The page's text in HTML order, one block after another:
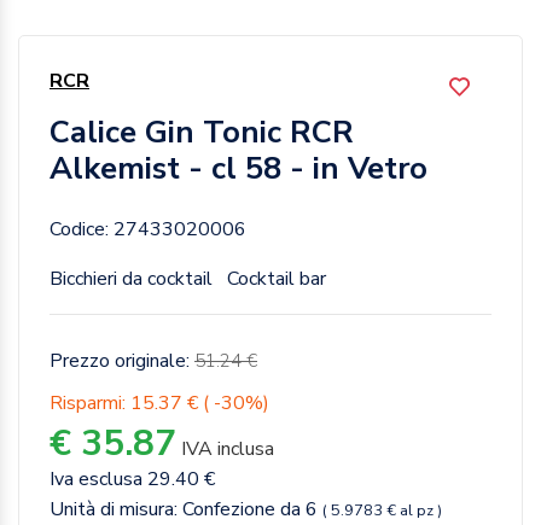
RCR
Calice Gin Tonic RCR
Alkemist - cl 58 - in Vetro
Codice: 27433020006
Bicchieri da cocktail Cocktail bar
Prezzo originale: 51.24 €
Risparmi: 15.37 € ( -30%)
€ 35.87 IVA inclusa
Iva esclusa 29.40 €
Unità di misura: Confezione da 6 ( 5.9783 € al pz )